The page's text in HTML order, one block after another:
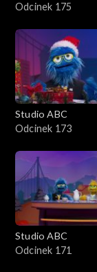
Odcinek 175
Studio ABC
Odcinek 173
Studio ABC
Odcinek 171